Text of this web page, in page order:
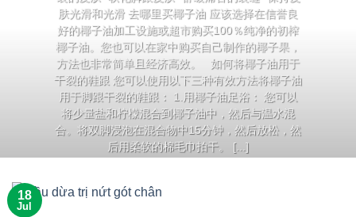
肤光滑和光滑 去哪里买椰子油 应该选择在信誉良
好的椰子油加工设施或超市购买100％纯净的初榨
椰子油。您也可以在家中购买自己制作的椰子果，
方法也非常简单且经济高效。 如何将椰子油用于
干裂的鞋跟 您可以使用以下三种有效方法将椰子油
用于脚跟干裂的鞋跟： 1.用椰子油足浴： 您可以
将少量盐和柠檬混合到椰子油中，然后与温水混
合。将双脚浸泡在混合物中15分钟，然后放松，然
后用柔软的棉毛巾拍干。 [...]
18
Jul